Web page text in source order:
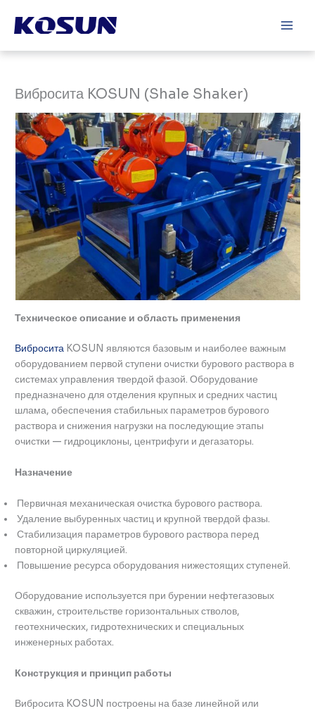
содержимому
Вибросита KOSUN (Shale Shaker)
Техническое описание и область применения
Вибросита KOSUN являются базовым и наиболее важным
оборудованием первой ступени очистки бурового раствора в
системах управления твердой фазой. Оборудование
предназначено для отделения крупных и средних частиц
шлама, обеспечения стабильных параметров бурового
раствора и снижения нагрузки на последующие этапы
очистки — гидроциклоны, центрифуги и дегазаторы.
Назначение
Первичная механическая очистка бурового раствора.
Удаление выбуренных частиц и крупной твердой фазы.
Стабилизация параметров бурового раствора перед
повторной циркуляцией.
Повышение ресурса оборудования нижестоящих ступеней.
Оборудование используется при бурении нефтегазовых
скважин, строительстве горизонтальных стволов,
геотехнических, гидротехнических и специальных
инженерных работах.
Конструкция и принцип работы
Вибросита KOSUN построены на базе линейной или